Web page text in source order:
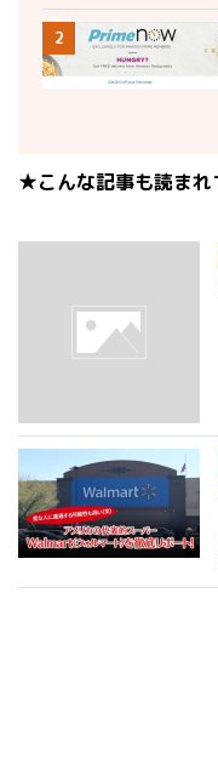
2
★こんな記事も読ま